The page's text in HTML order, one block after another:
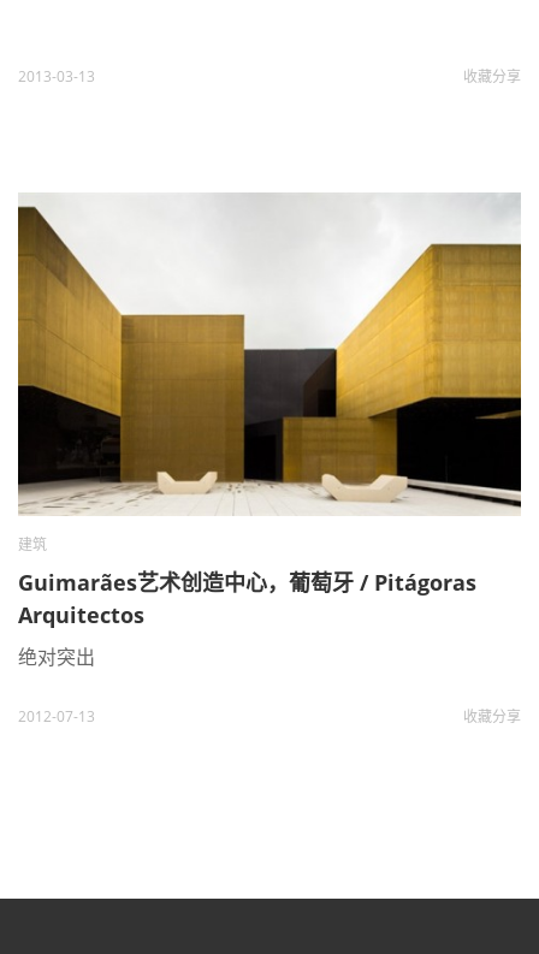
2013-03-13 收藏分享
建筑
Guimarães艺术创造中心，葡萄牙 / Pitágoras
Arquitectos
绝对突出
2012-07-13 收藏分享